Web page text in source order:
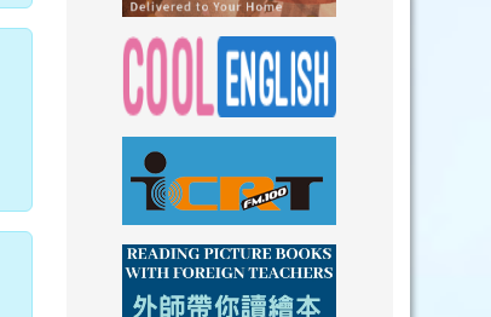
link to https://
link to http://www.icrt.com.tw/